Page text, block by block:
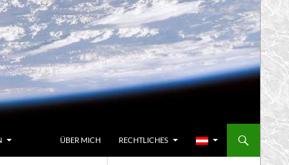
ÜBER MICH RECHTLICHES